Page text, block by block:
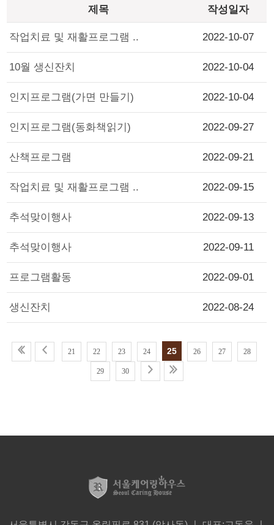
제목 작성일자
작업치료 및 재활프로그램 .. 2022-10-07
10월 생신잔치 2022-10-04
인지프로그램(가면 만들기) 2022-10-04
인지프로그램(동화책읽기) 2022-09-27
산책프로그램 2022-09-21
작업치료 및 재활프로그램 .. 2022-09-15
추석맞이행사 2022-09-13
추석맞이행사 2022-09-11
프로그램활동 2022-09-01
생신잔치 2022-08-24
21 22 23 24 25 26 27 28
29 30